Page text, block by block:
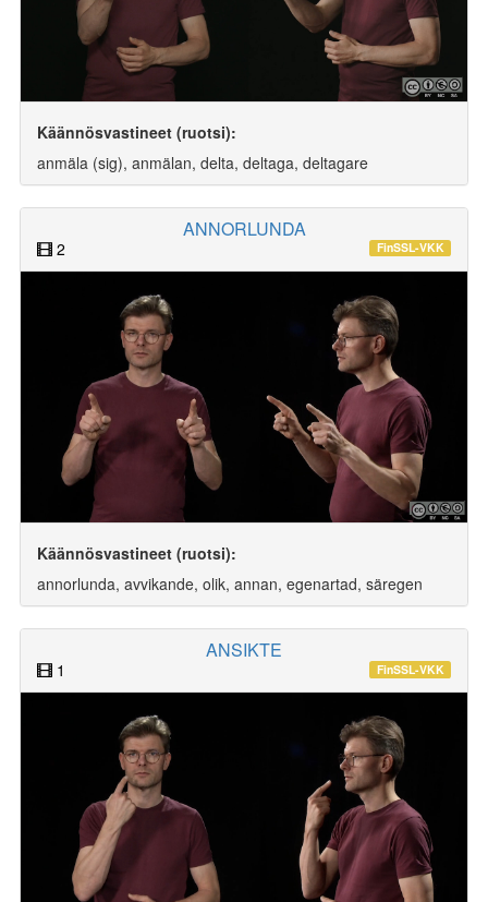
Käännösvastineet (ruotsi):
anmäla (sig), anmälan, delta, deltaga, deltagare
ANNORLUNDA
2 FinSSL-VKK
Käännösvastineet (ruotsi):
annorlunda, avvikande, olik, annan, egenartad, säregen
ANSIKTE
1 FinSSL-VKK